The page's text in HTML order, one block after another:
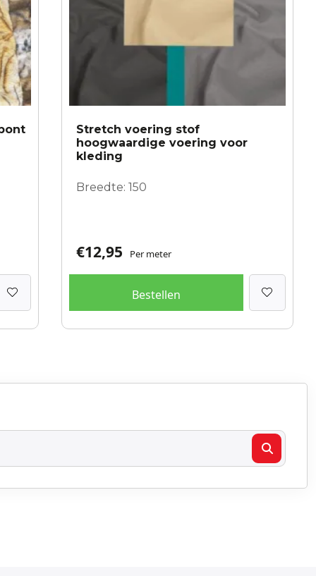
Stretch voering stof
hoogwaardige voering voor
kleding
Breedte: 150
€12,95 Per meter
Bestellen
productpagina